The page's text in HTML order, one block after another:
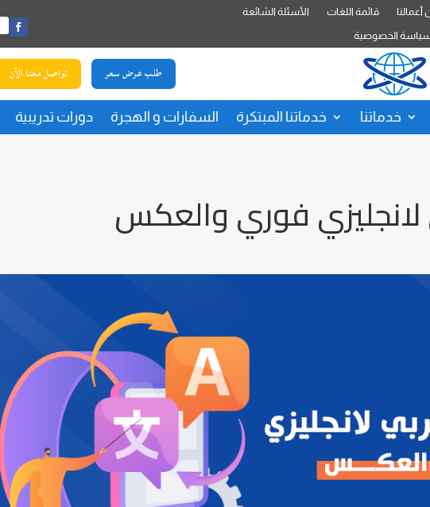
قائمة اللغات
الأسئلة الشائعة
الخصوصية
طلب عرض سعر تواصل معنا الآن
خدماتنا خدماتنا المبتكرة السفارات و الهجرة دورات تدريبية
فوري والعكس